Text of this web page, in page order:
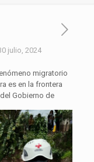
julio, 2024
migratorio
es en la frontera
Gobierno de